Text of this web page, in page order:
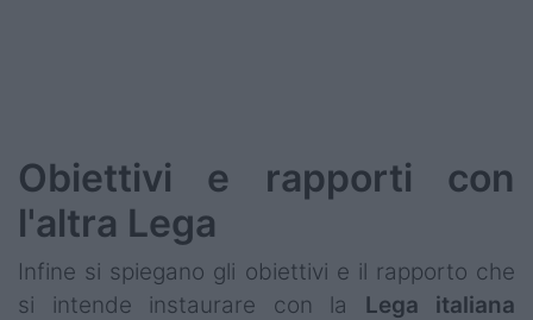
Obiettivi e rapporti con
l'altra Lega
Infine si spiegano gli obiettivi e il rapporto che
si intende instaurare con la Lega italiana